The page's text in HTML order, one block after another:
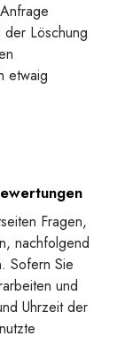
Löschung
etwaig
Fragen,
nachfolgend
Sofern Sie
und
Uhrzeit der